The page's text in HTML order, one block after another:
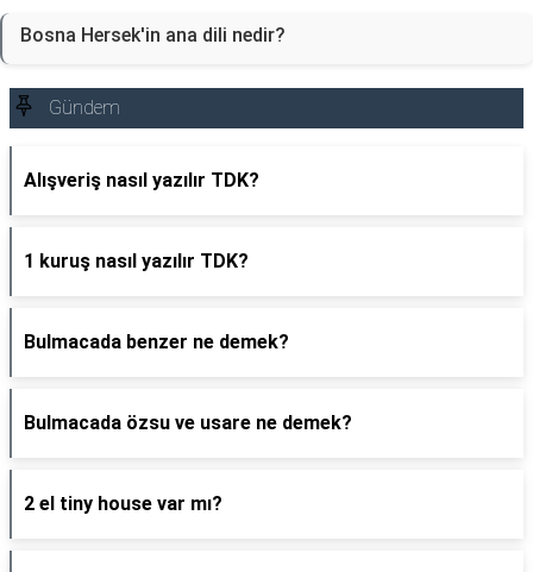
Bosna Hersek'in ana dili nedir?
Gündem
Alışveriş nasıl yazılır TDK?
1 kuruş nasıl yazılır TDK?
Bulmacada benzer ne demek?
Bulmacada özsu ve usare ne demek?
2 el tiny house var mı?